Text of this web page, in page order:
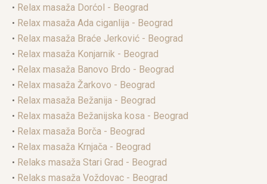
• Relax masaža Dorćol - Beograd
• Relax masaža Ada ciganlija - Beograd
• Relax masaža Braće Jerković - Beograd
• Relax masaža Konjarnik - Beograd
• Relax masaža Banovo Brdo - Beograd
• Relax masaža Žarkovo - Beograd
• Relax masaža Bežanija - Beograd
• Relax masaža Bežanijska kosa - Beograd
• Relax masaža Borča - Beograd
• Relax masaža Krnjača - Beograd
• Relaks masaža Stari Grad - Beograd
• Relaks masaža Voždovac - Beograd